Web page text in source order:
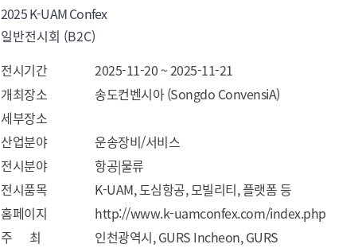
2025 K-UAM Confex
일반전시회 (B2C)
전시기간
2025-11-20 ~ 2025-11-21
개최장소
송도컨벤시아 (Songdo ConvensiA)
세부장소
산업분야
운송장비/서비스
전시분야
항공|물류
전시품목
K-UAM, 도심항공, 모빌리티, 플랫폼 등
홈페이지
http://www.k-uamconfex.com/index.php
주 최
인천광역시, GURS Incheon, GURS